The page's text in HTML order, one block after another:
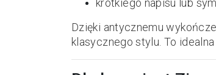
krótkiego napisu lub
Dzięki antycznemu
klasycznego stylu. To